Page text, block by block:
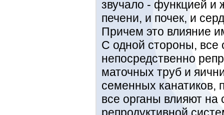
звучало - функцией и
печени, и почек, и
Причем это влияние
С одной стороны, все
непосредственно
маточных труб и
семенных канатиков,
все органы влияют
репродуктивной